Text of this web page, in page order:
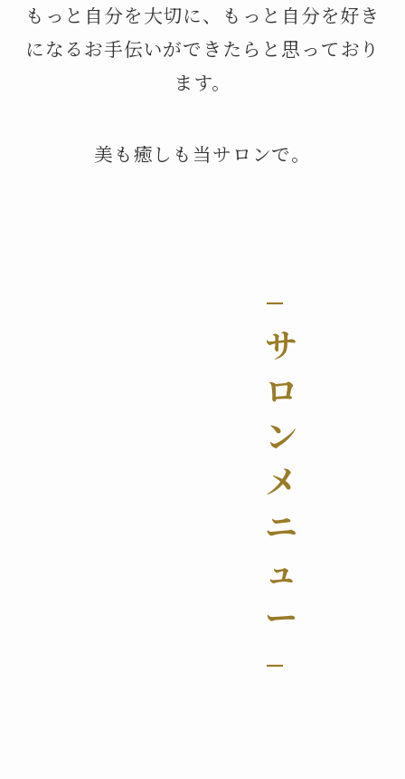
もっと自分を大切に、もっと自分を好き
になるお手伝いができたらと思っており
ます。
美も癒しも当サロンで。
–
サ
ロ
ン
メ
ニ
ュ
ー
–